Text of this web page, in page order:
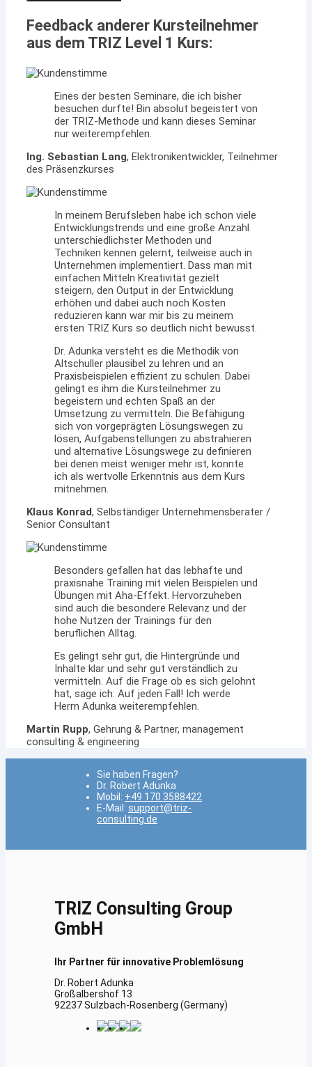
Feedback anderer Kursteilnehmer
aus dem TRIZ Level 1 Kurs:
Eines der besten Seminare, die ich bisher
besuchen durfte! Bin absolut begeistert von
der TRIZ-Methode und kann dieses Seminar
nur weiterempfehlen.
Ing. Sebastian Lang, Elektronikentwickler, Teilnehmer
des Präsenzkurses
In meinem Berufsleben habe ich schon viele
Entwicklungstrends und eine große Anzahl
unterschiedlichster Methoden und
Techniken kennen gelernt, teilweise auch in
Unternehmen implementiert. Dass man mit
einfachen Mitteln Kreativität gezielt
steigern, den Output in der Entwicklung
erhöhen und dabei auch noch Kosten
reduzieren kann war mir bis zu meinem
ersten TRIZ Kurs so deutlich nicht bewusst.
Dr. Adunka versteht es die Methodik von
Altschuller plausibel zu lehren und an
Praxisbeispielen effizient zu schulen. Dabei
gelingt es ihm die Kursteilnehmer zu
begeistern und echten Spaß an der
Umsetzung zu vermitteln. Die Befähigung
sich von vorgeprägten Lösungswegen zu
lösen, Aufgabenstellungen zu abstrahieren
und alternative Lösungswege zu definieren
bei denen meist weniger mehr ist, konnte
ich als wertvolle Erkenntnis aus dem Kurs
mitnehmen.
Klaus Konrad, Selbständiger Unternehmensberater /
Senior Consultant
Besonders gefallen hat das lebhafte und
praxisnahe Training mit vielen Beispielen und
Übungen mit Aha-Effekt. Hervorzuheben
sind auch die besondere Relevanz und der
hohe Nutzen der Trainings für den
beruflichen Alltag.
Es gelingt sehr gut, die Hintergründe und
Inhalte klar und sehr gut verständlich zu
vermitteln. Auf die Frage ob es sich gelohnt
hat, sage ich: Auf jeden Fall! Ich werde
Herrn Adunka weiterempfehlen.
Martin Rupp, Gehrung & Partner, management
consulting & engineering
Sie haben Fragen?
Dr. Robert Adunka
Mobil: +49 170 3588422
E-Mail: support@triz-
consulting.de
TRIZ Consulting Group
GmbH
Ihr Partner für innovative Problemlösung
Dr. Robert Adunka
Großalbershof 13
92237 Sulzbach-Rosenberg (Germany)